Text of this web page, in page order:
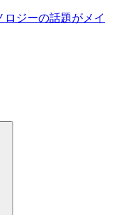
ロジーの話題がメイ